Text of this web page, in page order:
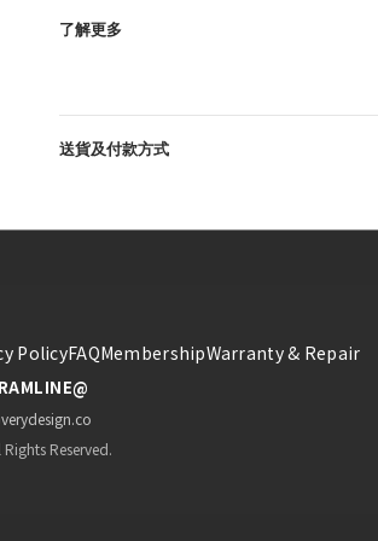
了解更多
送貨及付款方式
PolicyFAQMembershipWarranty & Repair
LINE@
Reserved.